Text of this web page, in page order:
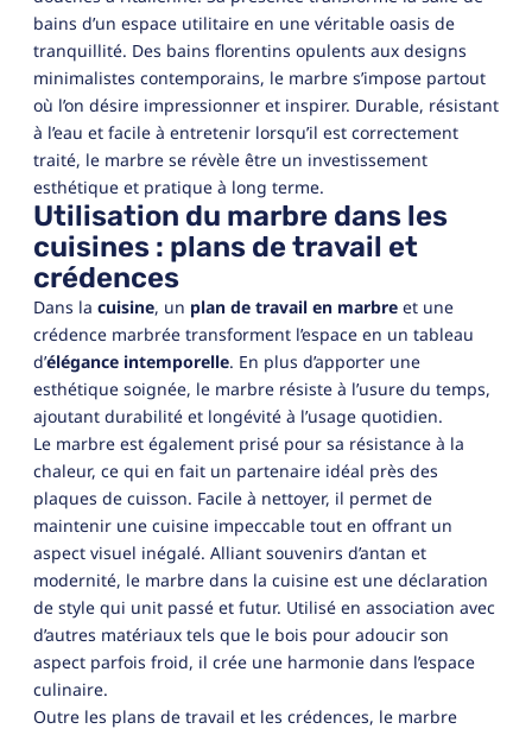
bains d’un espace utilitaire en une véritable oasis de
tranquillité. Des bains florentins opulents aux designs
minimalistes contemporains, le marbre s’impose partout
où l’on désire impressionner et inspirer. Durable, résistant
à l’eau et facile à entretenir lorsqu’il est correctement
traité, le marbre se révèle être un investissement
esthétique et pratique à long terme.
Utilisation du marbre dans les
cuisines : plans de travail et
crédences
Dans la cuisine, un plan de travail en marbre et une
crédence marbrée transforment l’espace en un tableau
d’élégance intemporelle. En plus d’apporter une
esthétique soignée, le marbre résiste à l’usure du temps,
ajoutant durabilité et longévité à l’usage quotidien.
Le marbre est également prisé pour sa résistance à la
chaleur, ce qui en fait un partenaire idéal près des
plaques de cuisson. Facile à nettoyer, il permet de
maintenir une cuisine impeccable tout en offrant un
aspect visuel inégalé. Alliant souvenirs d’antan et
modernité, le marbre dans la cuisine est une déclaration
de style qui unit passé et futur. Utilisé en association avec
d’autres matériaux tels que le bois pour adoucir son
aspect parfois froid, il crée une harmonie dans l’espace
culinaire.
Outre les plans de travail et les crédences, le marbre